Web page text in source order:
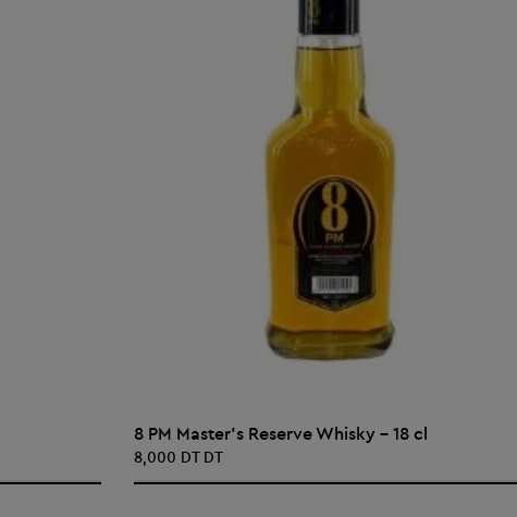
AJOUTER AU PANIER
8 PM Master's Reserve Whisky - 18 cl
8,000 DT DT